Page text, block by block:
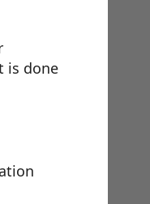
is done
te realiseren,
ze